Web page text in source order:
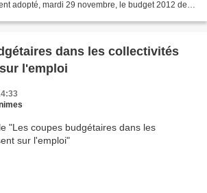
adopté, mardi 29 novembre, le budget 2012 de la
dans les collectivités
l'emploi